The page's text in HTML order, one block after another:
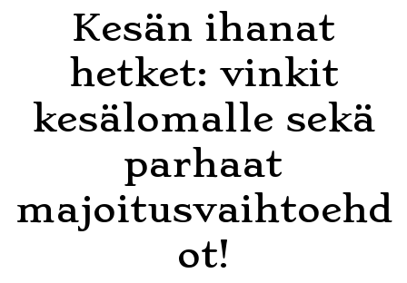
Kesän ihanat
hetket: vinkit
kesälomalle sekä
parhaat
majoitusvaihtoehd
ot!